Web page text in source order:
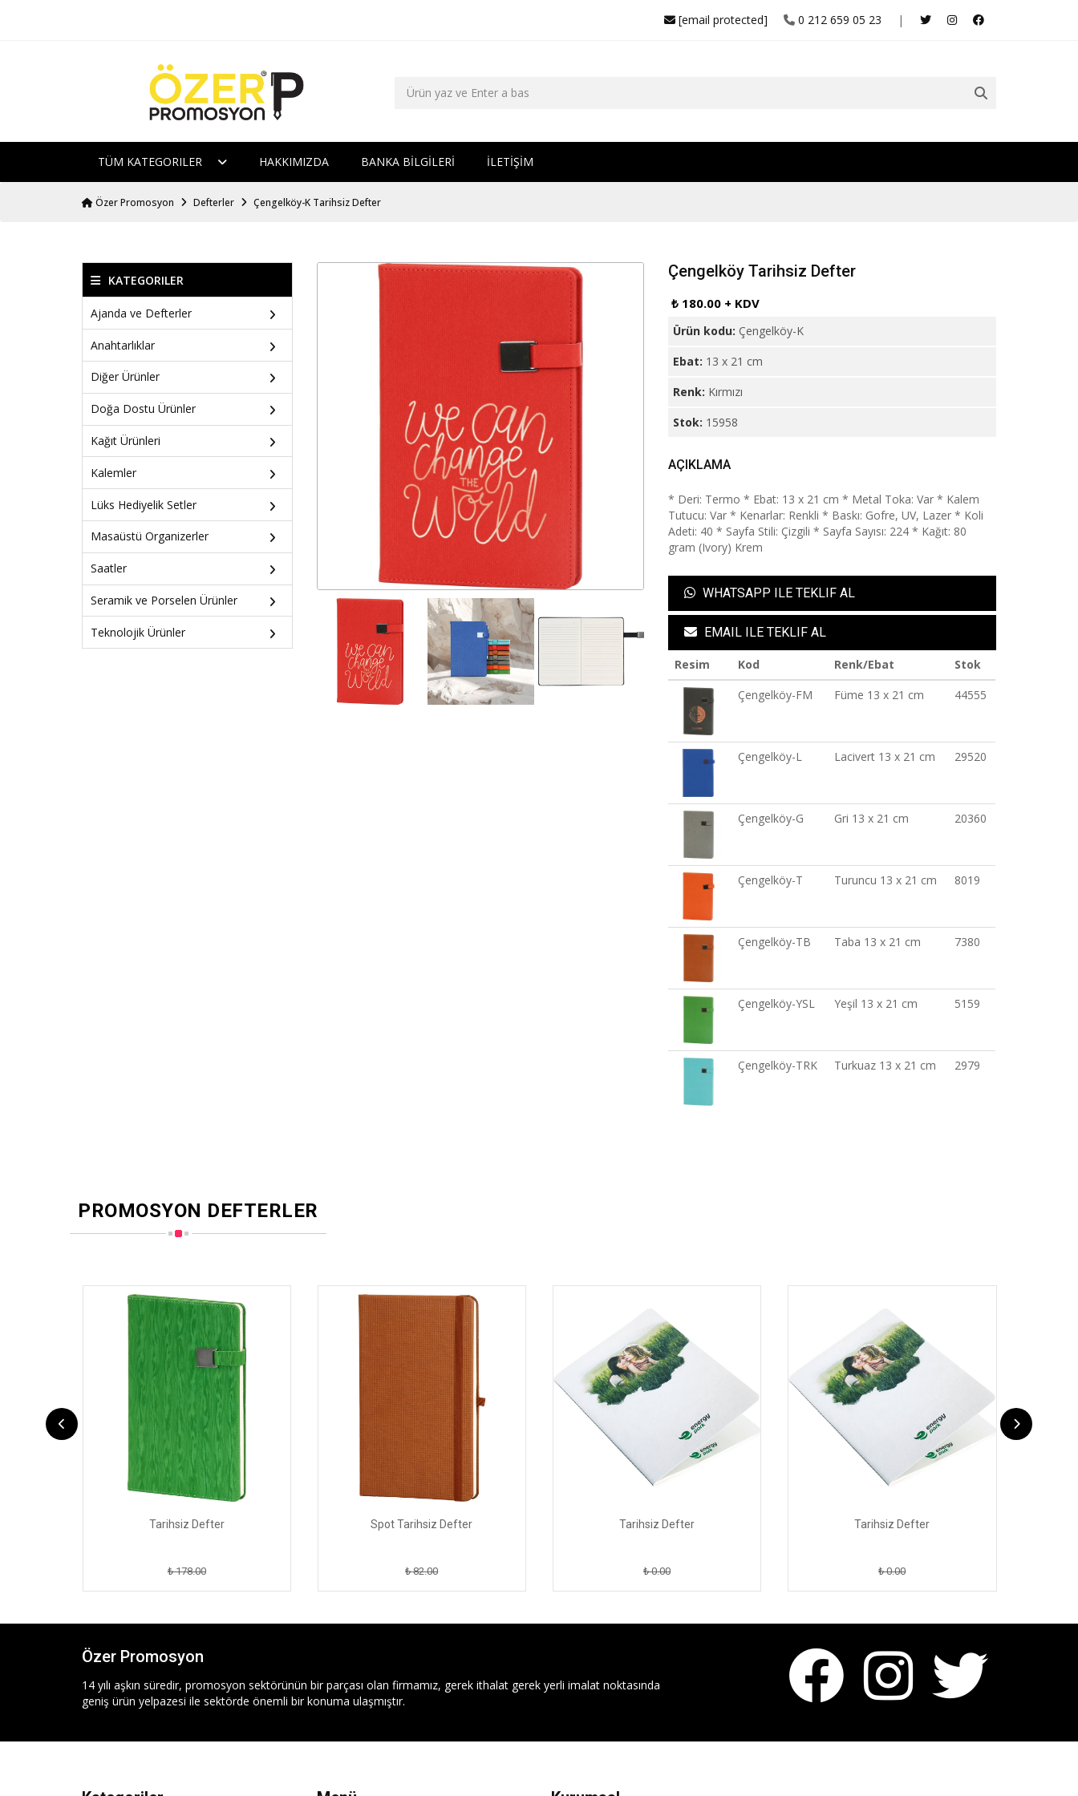
|
0 212 659 05 23
[email protected]
TÜM KATEGORILER HAKKIMIZDA BANKA BİLGİLERİ İLETİŞİM
Özer Promosyon Defterler Çengelköy-K Tarihsiz Defter
KATEGORILER
Ajanda ve Defterler
Anahtarlıklar
Diğer Ürünler
Doğa Dostu Ürünler
Kağıt Ürünleri
Kalemler
Lüks Hediyelik Setler
Masaüstü Organizerler
Saatler
Seramik ve Porselen Ürünler
Teknolojik Ürünler
Çengelköy Tarihsiz Defter
₺ 180.00 + KDV
Ürün kodu: Çengelköy-K
Ebat: 13 x 21 cm
Renk: Kırmızı
Stok: 15958
AÇIKLAMA
* Deri: Termo * Ebat: 13 x 21 cm * Metal Toka: Var * Kalem
Tutucu: Var * Kenarlar: Renkli * Baskı: Gofre, UV, Lazer * Koli
Adeti: 40 * Sayfa Stili: Çizgili * Sayfa Sayısı: 224 * Kağıt: 80
gram (Ivory) Krem
WHATSAPP ILE TEKLIF AL
EMAIL ILE TEKLIF AL
Resim Kod Renk/Ebat
Stok
Çengelköy-FM
Füme 13 x 21 cm 44555
Çengelköy-L Lacivert 13 x 21 cm 29520
Çengelköy-G Gri 13 x 21 cm 20360
Çengelköy-T Turuncu 13 x 21 cm 8019
Çengelköy-TB Taba 13 x 21 cm 7380
Çengelköy-YSL Yeşil 13 x 21 cm 5159
Çengelköy-TRK Turkuaz 13 x 21 cm 2979
PROMOSYON DEFTERLER
Tarihsiz Defter
₺ 178.00
Spot Tarihsiz Defter
₺ 82.00
Tarihsiz Defter
₺ 0.00
Tarihsiz Defter
₺ 0.00
Özer Promosyon
14 yılı aşkın süredir, promosyon sektörünün bir parçası olan firmamız, gerek ithalat gerek yerli imalat noktasında
geniş ürün yelpazesi ile sektörde önemli bir konuma ulaşmıştır.